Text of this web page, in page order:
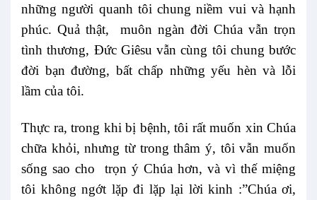
những người quanh tôi chung niềm vui và hạnh
phúc. Quả thật, muôn ngàn đời Chúa vẫn trọn
tình thương, Đức Giêsu vẫn cùng tôi chung bước
đời bạn đường, bất chấp những yếu hèn và lỗi
lầm của tôi.
Thực ra, trong khi bị bệnh, tôi rất muốn xin Chúa
chữa khỏi, nhưng từ trong thâm ý, tôi vẫn muốn
sống sao cho trọn ý Chúa hơn, và vì thế miệng
tôi không ngớt lặp đi lặp lại lời kinh :”Chúa ơi,